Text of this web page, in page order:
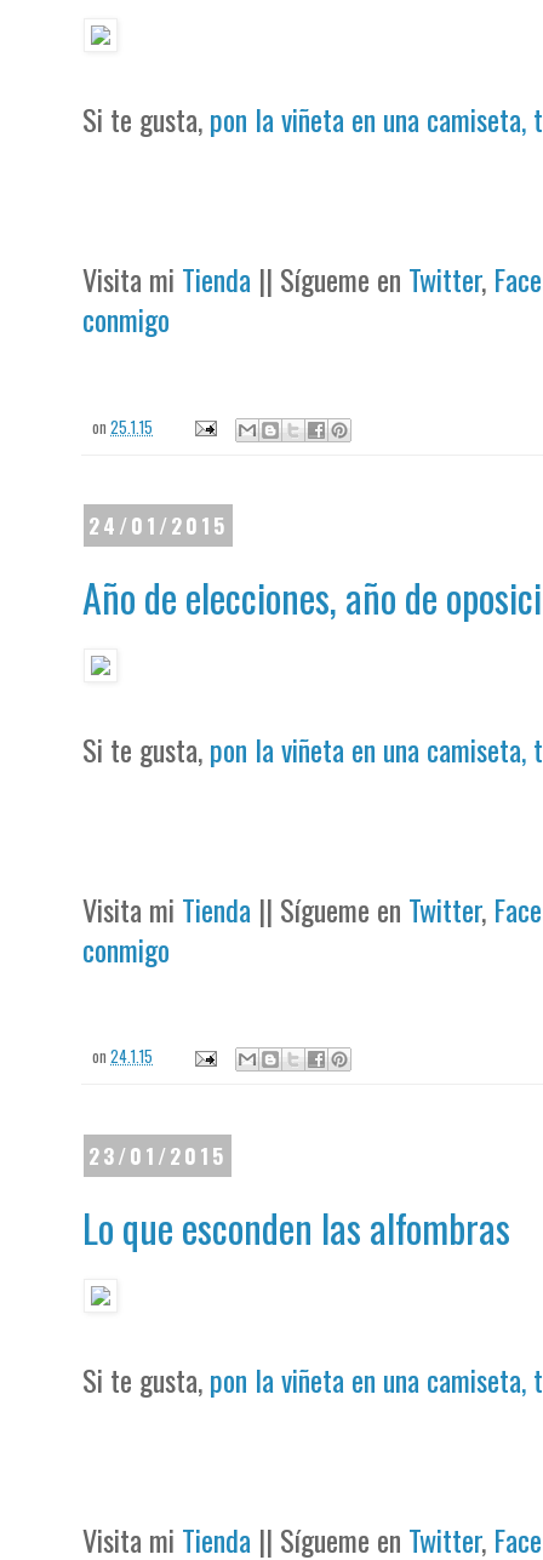
Si te gusta,pon la viñeta en una camiseta,
Visita mi Tienda || Sígueme en Twitter,
conmigo
on25.1.15
24/01/2015
Año de elecciones, año de
Si te gusta,pon la viñeta en una camiseta,
Visita mi Tienda || Sígueme en Twitter,
conmigo
on24.1.15
23/01/2015
Lo que esconden las alfombras
Si te gusta,pon la viñeta en una camiseta,
Visita mi Tienda || Sígueme en Twitter,